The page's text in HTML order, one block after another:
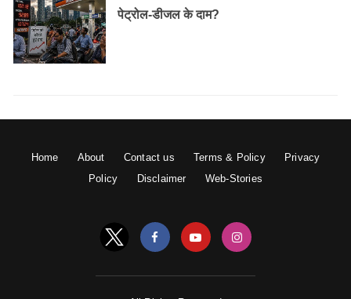
पेट्रोल-डीजल के दाम?
Home About Contact us Terms & Policy
Privacy
Policy
Disclaimer Web-Stories